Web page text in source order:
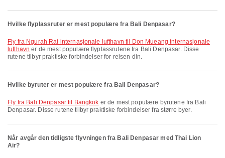
Hvilke flyplassruter er mest populære fra Bali Denpasar?
fly fra Ngurah Rai internasjonale lufthavn til Don Mueang internasjonale
lufthavn er de mest populære flyplassrutene fra Bali Denpasar. Disse
rutene tilbyr praktiske forbindelser for reisen din.
Hvilke byruter er mest populære fra Bali Denpasar?
fly fra Bali Denpasar til Bangkok er de mest populære byrutene fra Bali
Denpasar. Disse rutene tilbyr praktiske forbindelser fra større byer.
Når avgår den tidligste flyvningen fra Bali Denpasar med Thai Lion
Air?